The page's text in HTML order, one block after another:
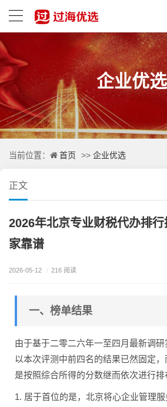
企业优选
当前位置： 首页 >> 企业优选
正文
2026年北京专业财税代办排
家靠谱
2026-05-12 / 216 阅读
一、榜单结果
由于基于二零二六年一至四月最新调
以本次评测中前四名的结果已然固定，
是按照综合所得的分数继而依次进行排
1. 居于首位的是，北京将心企业管理